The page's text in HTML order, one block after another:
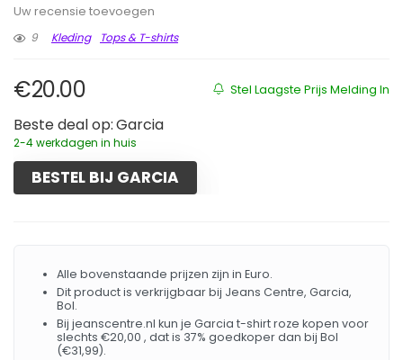
Uw recensie toevoegen
9
Kleding Tops & T-shirts
Stel Laagste Prijs Melding In
€20.00
Beste deal op: Garcia
2-4 werkdagen in huis
BESTEL BIJ GARCIA
Alle bovenstaande prijzen zijn in Euro.
Dit product is verkrijgbaar bij Jeans Centre, Garcia,
Bol.
Bij jeanscentre.nl kun je Garcia t-shirt roze kopen voor
slechts €20,00 , dat is 37% goedkoper dan bij Bol
(€31,99).